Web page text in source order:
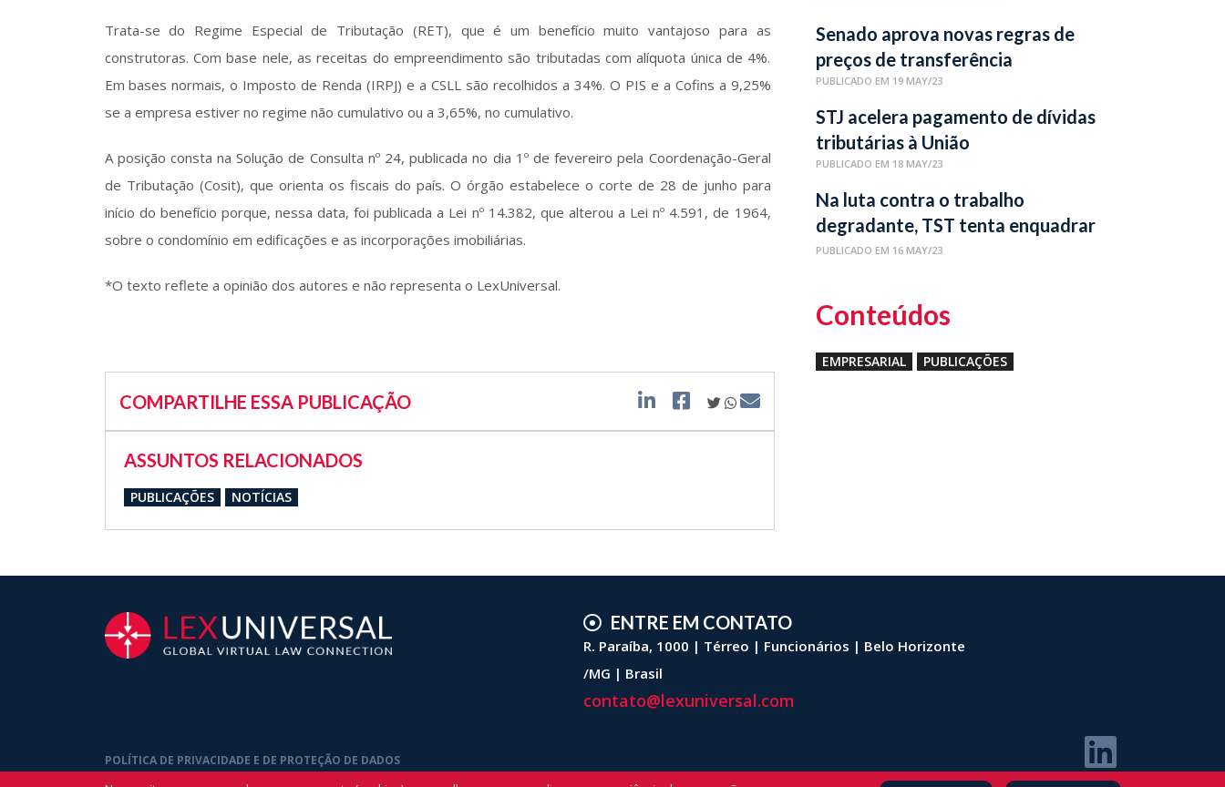
Trata-se do Regime Especial de Tributação (RET), que é um benefício muito vantajoso para as
construtoras. Com base nele, as receitas do empreendimento são tributadas com alíquota única de 4%.
Em bases normais, o Imposto de Renda (IRPJ) e a CSLL são recolhidos a 34%. O PIS e a Cofins a 9,25%
se a empresa estiver no regime não cumulativo ou a 3,65%, no cumulativo.
A posição consta na Solução de Consulta nº 24, publicada no dia 1º de fevereiro pela Coordenação-Geral
de Tributação (Cosit), que orienta os fiscais do país. O órgão estabelece o corte de 28 de junho para
início do benefício porque, nessa data, foi publicada a Lei nº 14.382, que alterou a Lei nº 4.591, de 1964,
sobre o condomínio em edificações e as incorporações imobiliárias.
*O texto reflete a opinião dos autores e não representa o LexUniversal.
COMPARTILHE ESSA PUBLICAÇÃO
ASSUNTOS RELACIONADOS
PUBLICAÇÕES NOTÍCIAS
Senado aprova novas regras de
preços de transferência
PUBLICADO EM 19 MAY/23
STJ acelera pagamento de dívidas
tributárias à União
PUBLICADO EM 18 MAY/23
Na luta contra o trabalho
degradante, TST tenta enquadrar
novas relações laborais
PUBLICADO EM 16 MAY/23
Conteúdos
EMPRESARIAL PUBLICAÇÕES
ENTRE EM CONTATO
R. Paraíba, 1000 | Térreo | Funcionários | Belo Horizonte
/MG | Brasil
contato@lexuniversal.com
POLÍTICA DE PRIVACIDADE E DE PROTEÇÃO DE DADOS